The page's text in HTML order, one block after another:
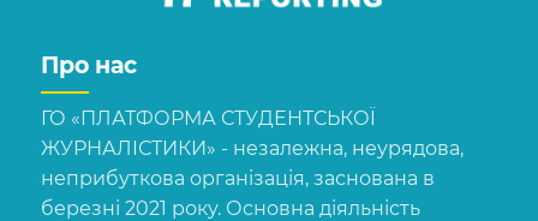
Про нас
ГО «ПЛАТФОРМА СТУДЕНТСЬКОЇ
ЖУРНАЛІСТИКИ» - незалежна, неурядова,
неприбуткова організація, заснована в
березні 2021 року. Основна діяльність